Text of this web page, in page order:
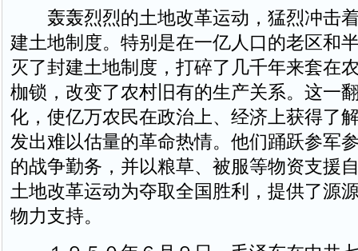
轰轰烈烈的土地改革运动，猛烈冲击
建土地制度。特别是在一亿人口的老区和
灭了封建土地制度，打碎了几千年来套在
枷锁，改变了农村旧有的生产关系。这一
化，使亿万农民在政治上、经济上获得了
发出难以估量的革命热情。他们踊跃参军
的战争勤务，并以粮草、被服等物资支援
土地改革运动为夺取全国胜利，提供了源
物力支持。